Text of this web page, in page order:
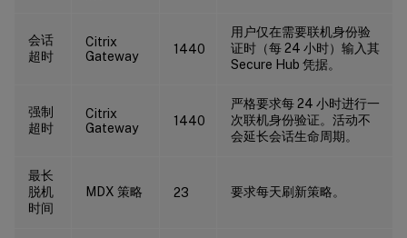
会话
超时
Citrix
Gateway
1440
用户仅在需要联机身份验
证时（每 24 小时）输入其
Secure Hub 凭据。
强制
超时
Citrix
Gateway
1440
严格要求每 24 小时进行一
次联机身份验证。活动不
会延长会话生命周期。
最长
脱机
时间
MDX 策略 23 要求每天刷新策略。